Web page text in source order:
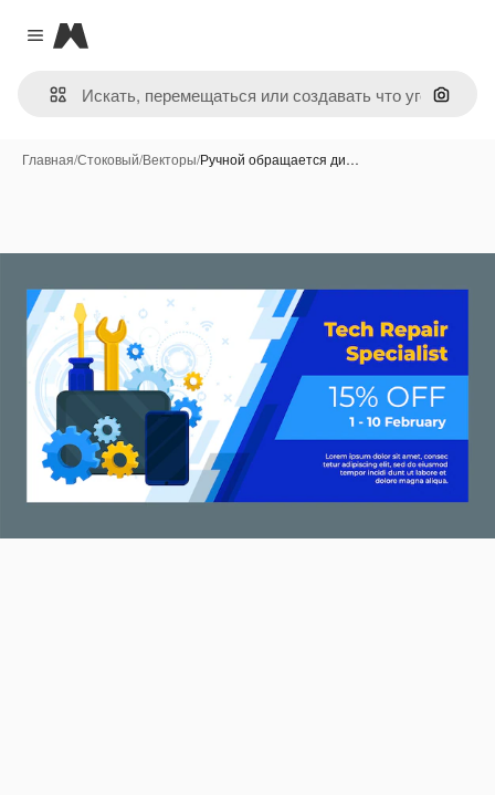
Close menu
Magnific
Поиск
Главная/Стоковый/Векторы/Ручной обращается ди…